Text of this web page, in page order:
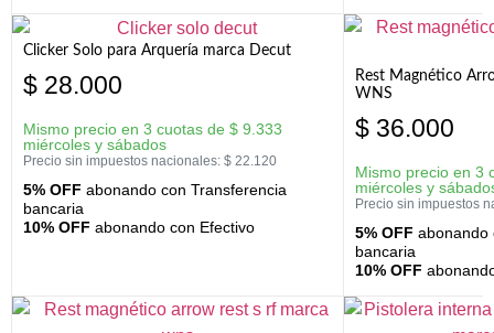
Clicker Solo para Arquería marca Decut
$ 28.000
Mismo precio en 3 cuotas de $ 9.333
miércoles y sábados
Precio sin impuestos nacionales: $ 22.120
5% OFF abonando con Transferencia
bancaria
10% OFF abonando con Efectivo
Rest Magnético
WNS
$ 36.000
Mismo precio en 3
miércoles y
Precio sin impuestos
5% OFF abonando
bancaria
10% OFF